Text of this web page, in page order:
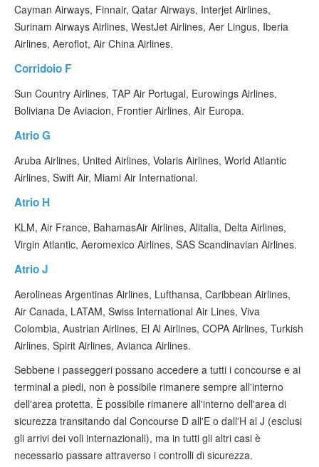
Cayman Airways, Finnair, Qatar Airways, Interjet Airlines,
Surinam Airways Airlines, WestJet Airlines, Aer Lingus, Iberia
Airlines, Aeroflot, Air China Airlines.
Corridoio F
Sun Country Airlines, TAP Air Portugal, Eurowings Airlines,
Boliviana De Aviacion, Frontier Airlines, Air Europa.
Atrio G
Aruba Airlines, United Airlines, Volaris Airlines, World Atlantic
Airlines, Swift Air, Miami Air International.
Atrio H
KLM, Air France, BahamasAir Airlines, Alitalia, Delta Airlines,
Virgin Atlantic, Aeromexico Airlines, SAS Scandinavian Airlines.
Atrio J
Aerolineas Argentinas Airlines, Lufthansa, Caribbean Airlines,
Air Canada, LATAM, Swiss International Air Lines, Viva
Colombia, Austrian Airlines, El Al Airlines, COPA Airlines, Turkish
Airlines, Spirit Airlines, Avianca Airlines.
Sebbene i passeggeri possano accedere a tutti i concourse e ai
terminal a piedi, non è possibile rimanere sempre all'interno
dell'area protetta. È possibile rimanere all'interno dell'area di
sicurezza transitando dal Concourse D all'E o dall'H al J (esclusi
gli arrivi dei voli internazionali), ma in tutti gli altri casi è
necessario passare attraverso i controlli di sicurezza.